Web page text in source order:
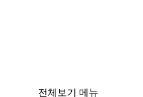
전체보기 메뉴